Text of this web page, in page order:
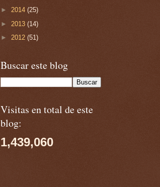
► 2014 (25)
► 2013 (14)
► 2012 (51)
Buscar este blog
Visitas en total de este
blog:
1,439,060